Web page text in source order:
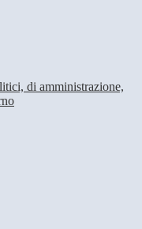
di amministrazione,